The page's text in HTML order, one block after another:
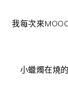
我每次來
小蠟燭在燒